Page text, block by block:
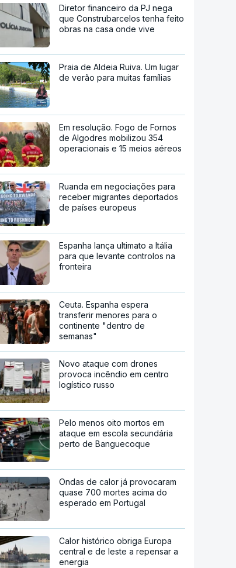
Diretor financeiro da PJ nega
que Construbarcelos tenha feito
obras na casa onde vive
Praia de Aldeia Ruiva. Um lugar
de verão para muitas famílias
Em resolução. Fogo de Fornos
de Algodres mobilizou 354
operacionais e 15 meios aéreos
Ruanda em negociações para
receber migrantes deportados
de países europeus
Espanha lança ultimato a Itália
para que levante controlos na
fronteira
Ceuta. Espanha espera
transferir menores para o
continente "dentro de
semanas"
Novo ataque com drones
provoca incêndio em centro
logístico russo
Pelo menos oito mortos em
ataque em escola secundária
perto de Banguecoque
Ondas de calor já provocaram
quase 700 mortes acima do
esperado em Portugal
Calor histórico obriga Europa
central e de leste a repensar a
energia